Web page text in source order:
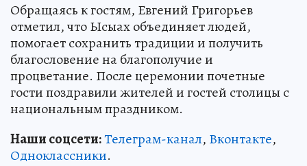
Обращаясь к гостям, Евгений Григорьев
отметил, что Ысыах объединяет людей,
помогает сохранить традиции и получить
благословение на благополучие и
процветание. После церемонии почетные
гости поздравили жителей и гостей столицы с
национальным праздником.
Наши соцсети:Телеграм-канал, Вконтакте,
Одноклассники.